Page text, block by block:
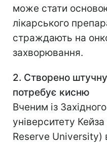
може стати
лікарського
страждають на
захворювання.
2. Створено
потребує кисню
Вченим із
університету
Reserve University)